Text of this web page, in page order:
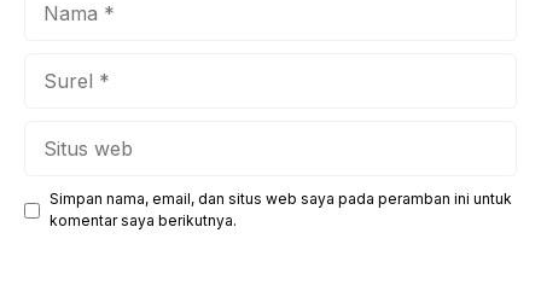
Simpan nama, email, dan situs web saya pada peramban ini untuk
komentar saya berikutnya.